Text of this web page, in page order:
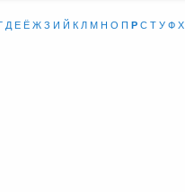
Д Е Ё Ж З И Й К Л М Н О П Р С Т У Ф Х